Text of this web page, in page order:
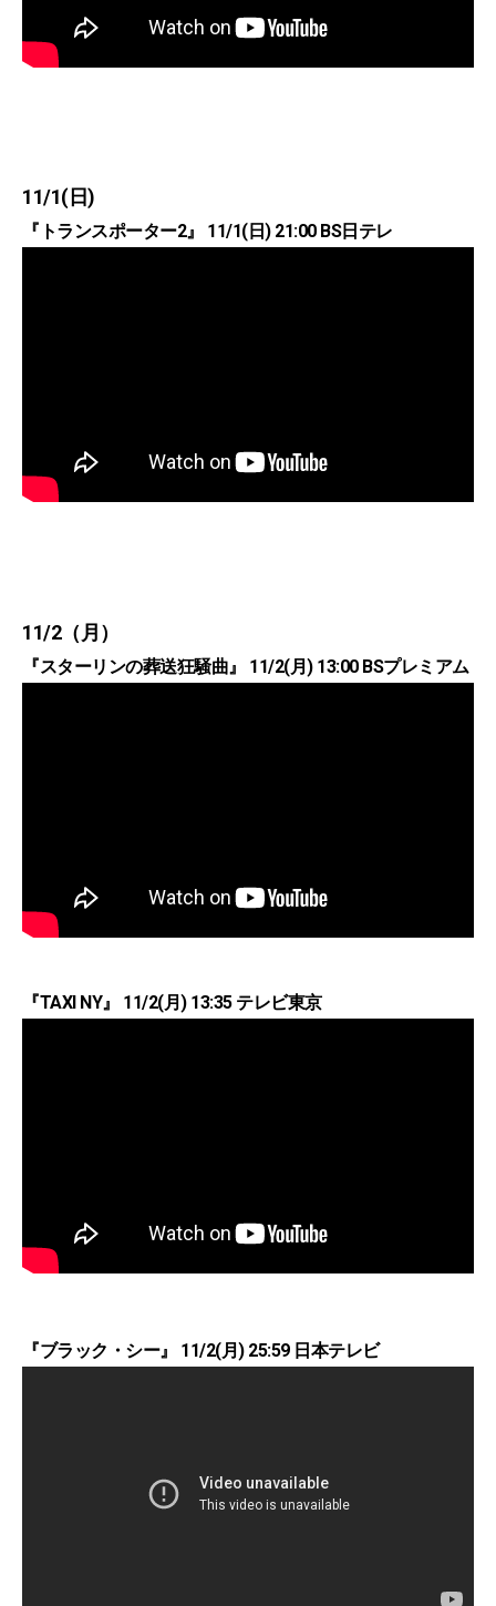
11/1(日)
『トランスポーター2』 11/1(日) 21:00 BS日テレ
11/2（月）
『スターリンの葬送狂騒曲』 11/2(月) 13:00 BSプレミアム
『TAXI NY』 11/2(月) 13:35 テレビ東京
『ブラック・シー』 11/2(月) 25:59 日本テレビ